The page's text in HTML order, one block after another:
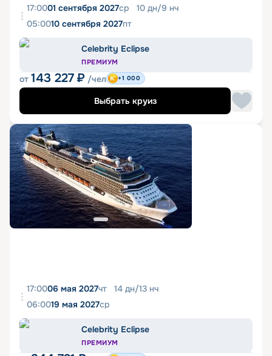
17:0001 сентября 2027ср 10 дн/9 нч
05:0010 сентября 2027пт
Celebrity Eclipse
ПРЕМИУМ
от 143 227 ₽ /чел +1 000
Выбрать круиз
17:0006 мая 2027чт 14 дн/13 нч
06:0019 мая 2027ср
Celebrity Eclipse
ПРЕМИУМ